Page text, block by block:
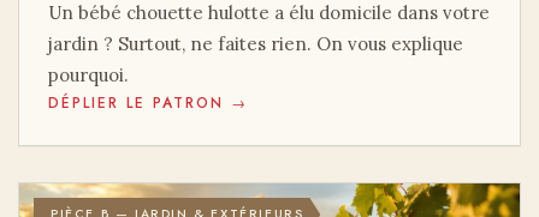
Un bébé chouette hulotte a élu domicile dans votre
jardin ? Surtout, ne faites rien. On vous explique
pourquoi.
DÉPLIER LE PATRON →